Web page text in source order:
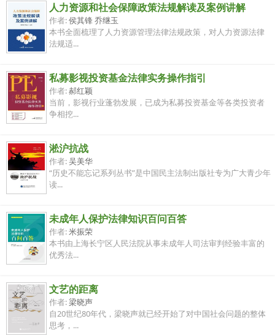
人力资源和社会保障政策法规解读及案例讲解
作者:侯其锋 乔继玉
本书全面梳理了人力资源管理法律法规政策，对人力资源法律
法规适...
私募影视投资基金法律实务操作指引
作者:郝红颖
当前，影视行业蓬勃发展，已成为私募投资基金等各类投资者
争相挖...
淞沪抗战
作者:吴美华
“历史不能忘记系列丛书”是中国民主法制出版社专为广大青少年
读...
未成年人保护法律知识百问百答
作者:米振荣
本书由上海长宁区人民法院从事未成年人司法审判经验丰富的
优秀法...
文艺的距离
作者:梁晓声
自20世纪80年代，梁晓声就已经开始了对中国社会问题的整体
思考，...